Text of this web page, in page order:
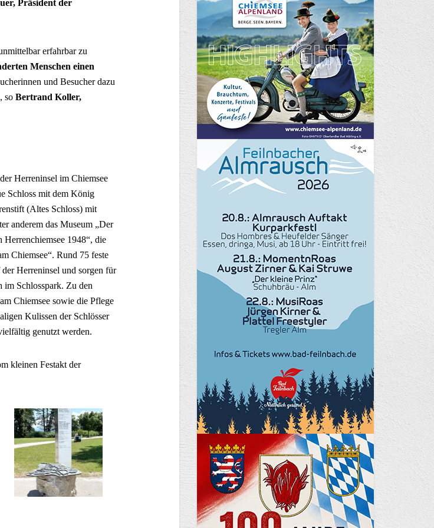
Präsident der
erfahrbar zu
Menschen einen
und Besucher dazu
so Bertrand Koller,
Herreninsel im Chiemsee
Schloss mit dem König
(Altes Schloss) mit
anderem das Museum „Der
1948“, die
Chiemsee“. Rund 75 feste
Herreninsel und sorgen für
im Schlosspark. Zu den
Chiemsee sowie die Pflege
Kulissen der Schlösser
genutzt werden.
kleinen Festakt der